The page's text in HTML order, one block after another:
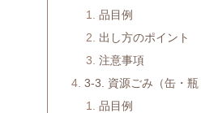
品目例
出し方のポイント
注意事項
3-3. 資源ごみ（缶・瓶
品目例